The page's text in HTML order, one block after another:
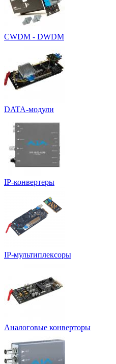
CWDM - DWDM
DATA-модули
IP-конвертеры
IP-мультиплексоры
Аналоговые конверторы